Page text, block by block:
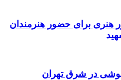
هنری برای حضور هنرمندان
در شرق تهران